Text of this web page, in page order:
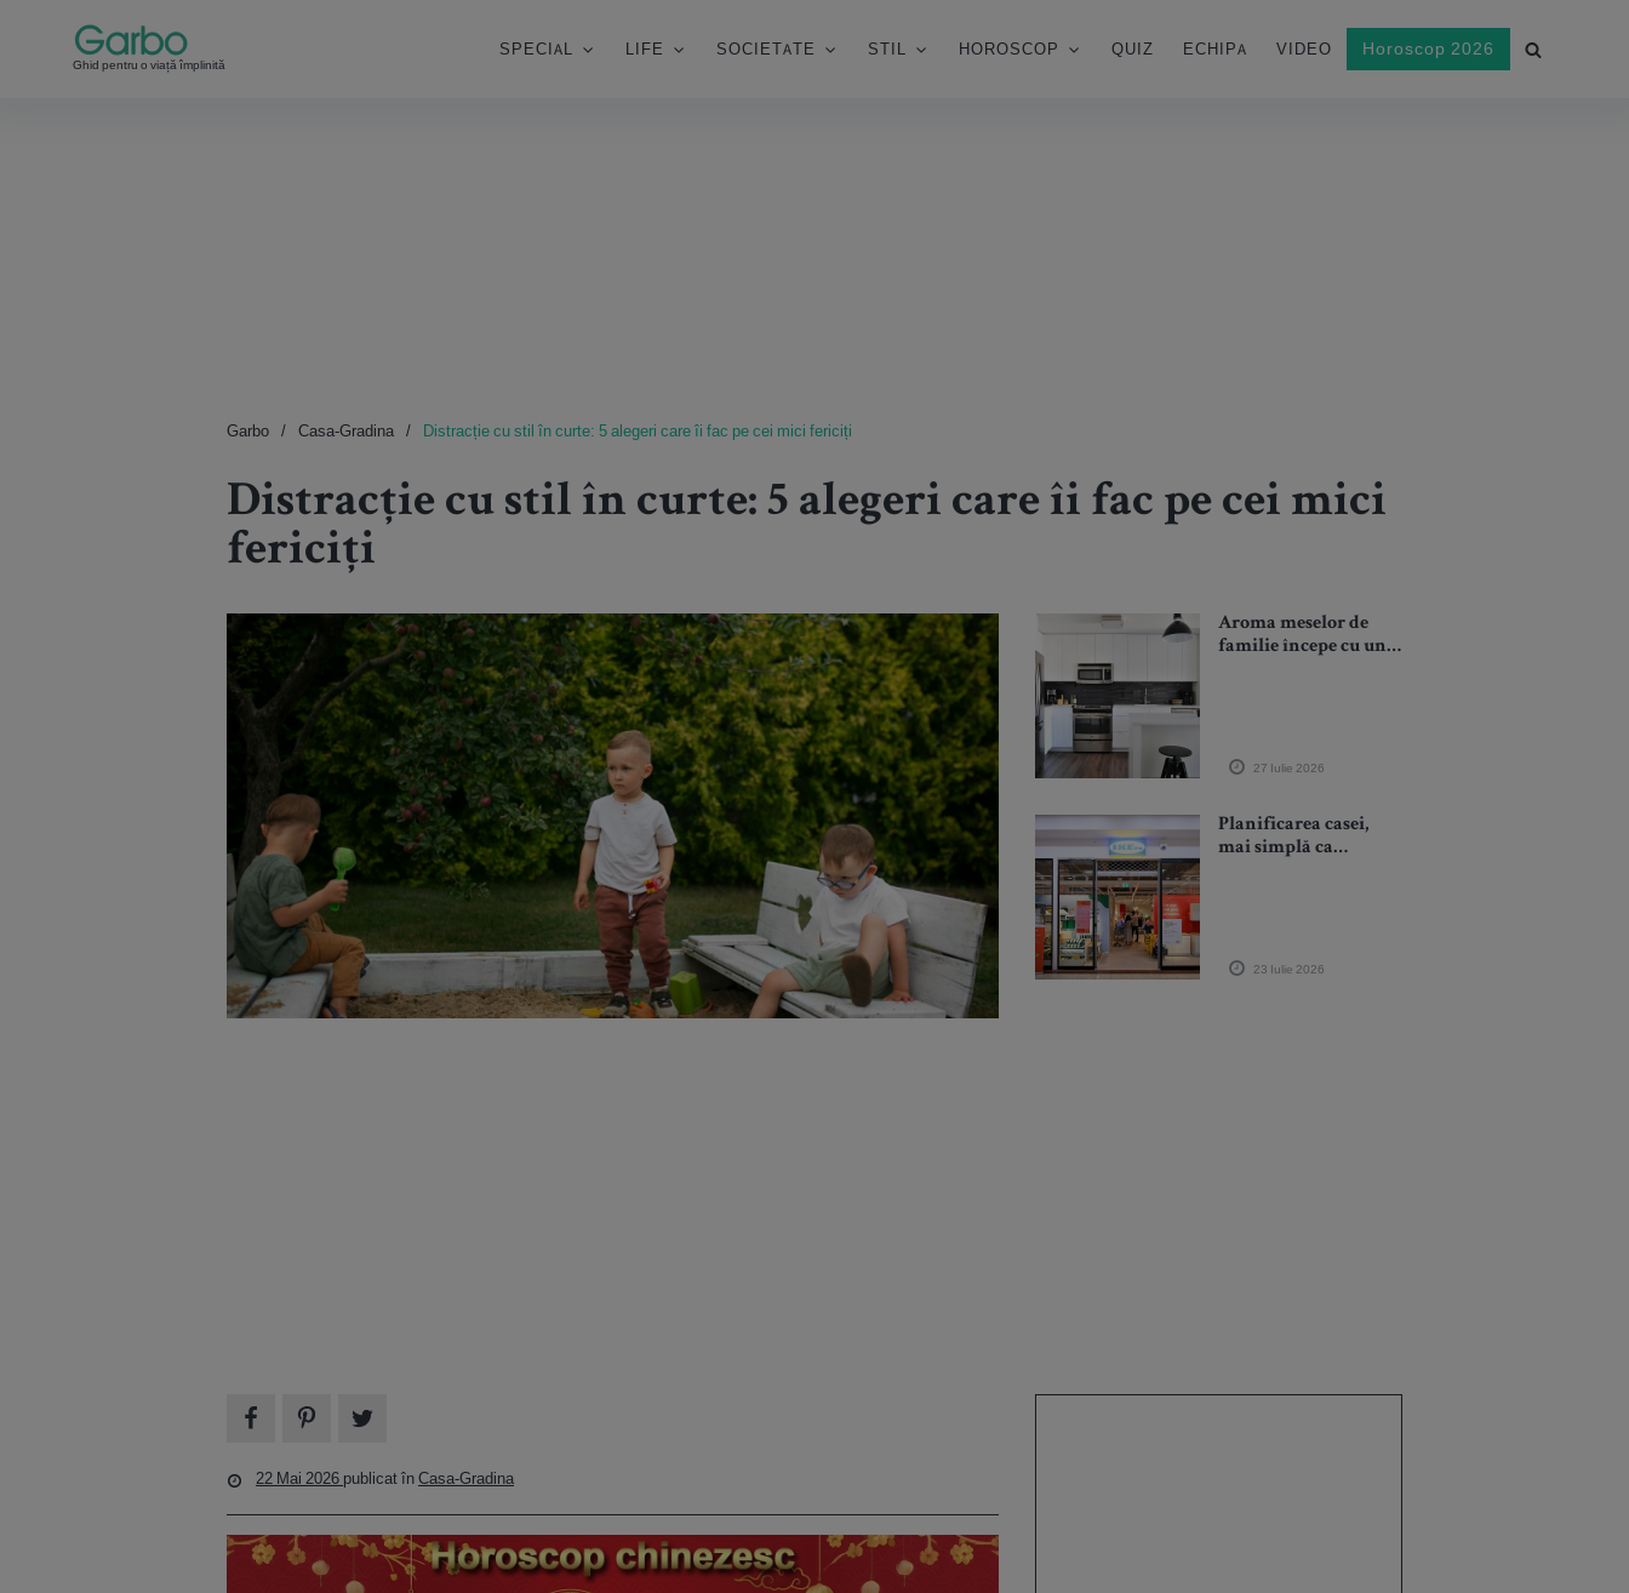
Ghid pentru o viață împlinită
SPECIAL LIFE SOCIETATE STIL HOROSCOP QUIZ ECHIPA VIDEO Horoscop 2026
Garbo Casa-Gradina Distracție cu stil în curte: 5 alegeri care îi fac pe cei mici fericiți
Distracție cu stil în curte: 5 alegeri care îi fac pe cei mici
fericiți
Aroma meselor de
familie începe cu un
27 Iulie 2026
Planificarea casei,
mai simplă ca
23 Iulie 2026
22 Mai 2026 publicat înCasa-Gradina